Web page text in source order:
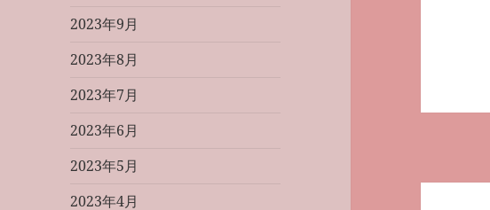
2023年9月
2023年8月
2023年7月
2023年6月
2023年5月
2023年4月